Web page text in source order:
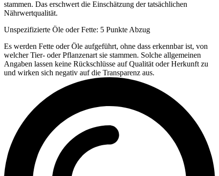
stammen. Das erschwert die Einschätzung der tatsächlichen
Nährwertqualität.
Unspezifizierte Öle oder Fette: 5 Punkte Abzug
Es werden Fette oder Öle aufgeführt, ohne dass erkennbar ist, von
welcher Tier- oder Pflanzenart sie stammen. Solche allgemeinen
Angaben lassen keine Rückschlüsse auf Qualität oder Herkunft zu
und wirken sich negativ auf die Transparenz aus.